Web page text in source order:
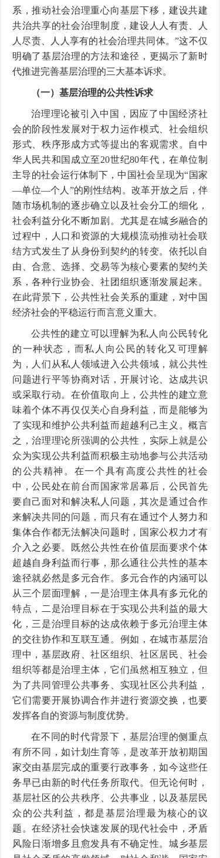
系，推动社会治理重心向基层下移，建设共建
共治共享的社会治理制度，建设人人有责、人
人尽责、人人享有的社会治理共同体。”这不仅
明确了基层治理的方法和途径，更揭示了新时
代推进完善基层治理的三大基本诉求。
（一）基层治理的公共性诉求
治理理论被引入中国，因应了中国经济社
会的阶段性发展对于权力运作模式、社会组织
形式、秩序形成方式等提出的客观需求。自中
华人民共和国成立至20世纪80年代，在单位制
主导的社会运行体制下，中国社会呈现为“国家
—单位—个人”的刚性结构。改革开放之后，伴
随市场机制的逐步确立以及社会分工的细化，
社会利益分化不断加剧。尤其是在城乡融合的
过程中，人口和资源的大规模流动推动社会联
结方式发生了从身份到契约的转变。依托以自
由、合意、选择、交易等为核心要素的契约关
系，各种行业协会、社团组织逐渐发展起来。
在此背景下，公共性社会关系的重建，对中国
经济社会的平稳运行而言意义重大。
公共性的建立可以理解为私人向公民转化
的一种状态，而私人向公民的转化又可理解
为，人们从私人领域进入公共领域，就公共性
问题进行平等协商对话，开展讨论、达成共识
或采取行动。在价值取向上，公共性的建立意
味着个体不再仅仅关心自身利益，而是能够为
了实现和维护公共利益而超越利己主义。概言
之，治理理论所强调的公共性，实际上就是公
众为实现公共利益而积极主动地参与公共活动
的公共精神。在一个具有高度公共性的社会
中，公民处在前台而国家常居幕后，公民首先
要自己面对和解决私人问题，其次是通过合作
来解决共同的问题，而只有在通过个人努力和
集体合作都无法解决问题时，国家公权力才有
介入之必要。既然公共性在价值层面要求个体
超越自身利益而行事，那么通往公共性的基本
途径就必然是多元合作。多元合作的内涵可以
从三个层面理解，一是治理主体具有多元化的
特点，二是治理目标在于实现公共利益的最大
化，三是治理目标的达成依赖于多元治理主体
的交往协作和互联互通。例如，在城市基层治
理中，基层政府、社区组织、社区居民、社会
组织等都是治理主体，它们虽然相互独立，但
为了共同管理公共事务、实现社区公共利益，
它们需要开展协调合作并进行资源交换，也要
发挥各自的资源与制度优势。
在不同的时代背景下，基层治理的侧重点
有所不同，如计划生育等，是改革开放初期国
家交由基层完成的重要行政事务，如今这些任
务早已由新的时代任务所取代。但无论何时，
基层社区的公共秩序、公共事业，以及基层民
众的公共利益，都是基层治理最为核心的议
题。在经济社会快速发展的现代社会中，矛盾
风险日渐增多且愈发具有不确定性。城乡基层